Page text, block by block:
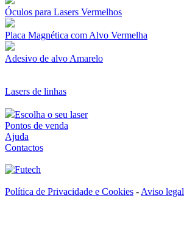
Óculos para Lasers Vermelhos
Placa Magnética com Alvo Vermelha
Adesivo de alvo Amarelo
Lasers de linhas
Escolha o seu laser
Pontos de venda
Ajuda
Contactos
Política de Privacidade e Cookies - Aviso legal